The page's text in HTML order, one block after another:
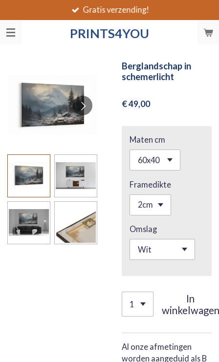
direct
naar
PRINTS4YOU
Gratis verzending!
Berglandschap in
schemerlicht
€ 49,00
Maten cm
Framedikte
Omslag
In
winkelwagen
Al onze afmetingen
worden aangeduid als B